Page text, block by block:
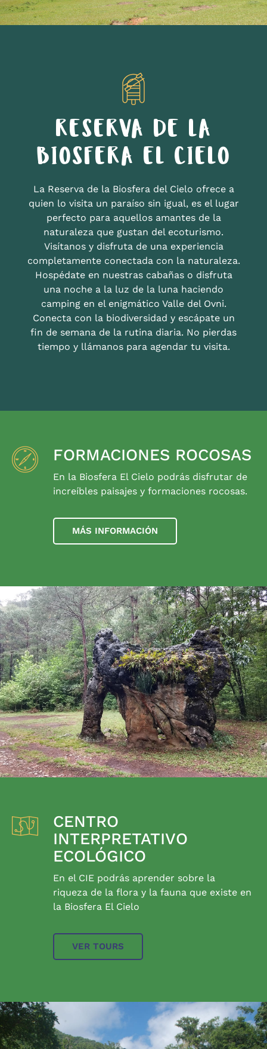
RESERVA DE LA
BIOSFERA EL CIELO
La Reserva de la Biosfera del Cielo ofrece a
quien lo visita un paraíso sin igual, es el lugar
perfecto para aquellos amantes de la
naturaleza que gustan del ecoturismo.
Visítanos y disfruta de una experiencia
completamente conectada con la naturaleza.
Hospédate en nuestras cabañas o disfruta
una noche a la luz de la luna haciendo
camping en el enigmático Valle del Ovni.
Conecta con la biodiversidad y escápate un
fin de semana de la rutina diaria. No pierdas
tiempo y llámanos para agendar tu visita.
FORMACIONES ROCOSAS
En la Biosfera El Cielo podrás disfrutar de
increíbles paisajes y formaciones rocosas.
MÁS INFORMACIÓN
CENTRO
INTERPRETATIVO
ECOLÓGICO
En el CIE podrás aprender sobre la
riqueza de la flora y la fauna que existe en
la Biosfera El Cielo
VER TOURS